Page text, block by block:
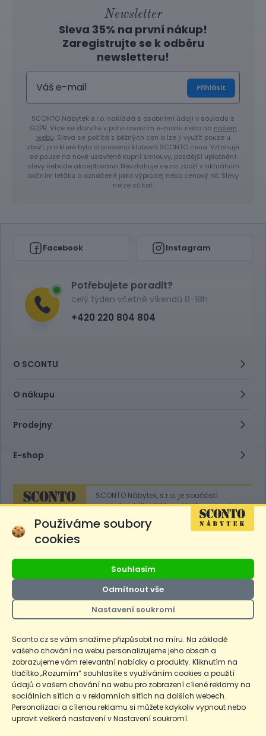
Newsletter
Sleva 35% na první nákup!
Zaregistrujte se k odběru
newsletteru!
Přihlásit
SCONTO Nábytek s.r.o. nakládá s osobními údaji v souladu s
GDPR. Více se dozvíte v potvrzovacím e-mailu nebo na našem
webu. Sleva se počítá z běžných cen a lze ji využít pouze u
zboží, pro které byla stanovena klubová SCONTO cena. Vztahuje
se pouze na nově uzavřené kupní smlouvy, pozdější uplatnění
slevy nebude akceptováno. Nevztahuje se na zboží v aktuálním
akčním letáku a označené jako výprodej nebo cenový hit. Slevy
nelze sčítat.
Facebook Instagram
Potřebujete poradit?
celý týden včetně víkendů 8-18h
+420 220 804 804
O SCONTU
O nákupu
Prodejny
E-shop
SCONTO Nábytek, s.r.o. je součástí
mezinárodního řetězce, který provozuje
obchodní domy
Sconto.
Ceny produktů na e-shopu sconto.cz jsou označeny následovně. Běžná
cena je cena bez označení, *Cena pro členy SCONTO Clubu, **Akční
dnů před prvním zlevněním. Dle zákona o ochraně spotřebitele §12a je
uvedená Běžná cena současně i nejnižší za 30 dní, pokud není Nejnižší
Běžná cena za 30 dní uvedena samostatně na detailu produktu.
CopyrightOchrana osobních údajůCookiesNastavení cookies
© 2026 SCONTO Nábytek s.r.o.
Používáme soubory
cookies
Souhlasím
Odmítnout vše
Nastavení soukromí
Sconto.cz se vám snažíme přizpůsobit na míru. Na základě
vašeho chování na webu personalizujeme jeho obsah a
zobrazujeme vám relevantní nabídky a produkty. Kliknutím na
tlačítko „Rozumím“ souhlasíte s využíváním cookies a použití
údajů o vašem chování na webu pro zobrazení cílené reklamy na
sociálních sítích a v reklamních sítích na dalších webech.
Personalizaci a cílenou reklamu si můžete kdykoliv vypnout nebo
upravit veškerá nastavení v Nastavení soukromí.